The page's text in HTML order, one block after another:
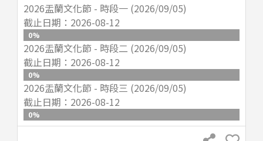
2026盂蘭文化節 - 時段一 (2026/09/05)
截止日期： 2026-08-12
0%
2026盂蘭文化節 - 時段二 (2026/09/05)
截止日期： 2026-08-12
0%
2026盂蘭文化節 - 時段三 (2026/09/05)
截止日期： 2026-08-12
0%